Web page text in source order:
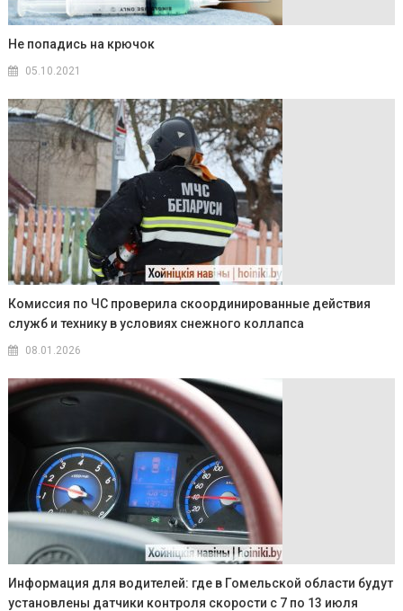
Не попадись на крючок
05.10.2021
Комиссия по ЧС проверила скоординированные действия
служб и технику в условиях снежного коллапса
08.01.2026
Информация для водителей: где в Гомельской области будут
установлены датчики контроля скорости с 7 по 13 июля